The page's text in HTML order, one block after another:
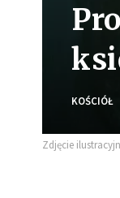
KOŚCIÓŁ
Zdjęcie